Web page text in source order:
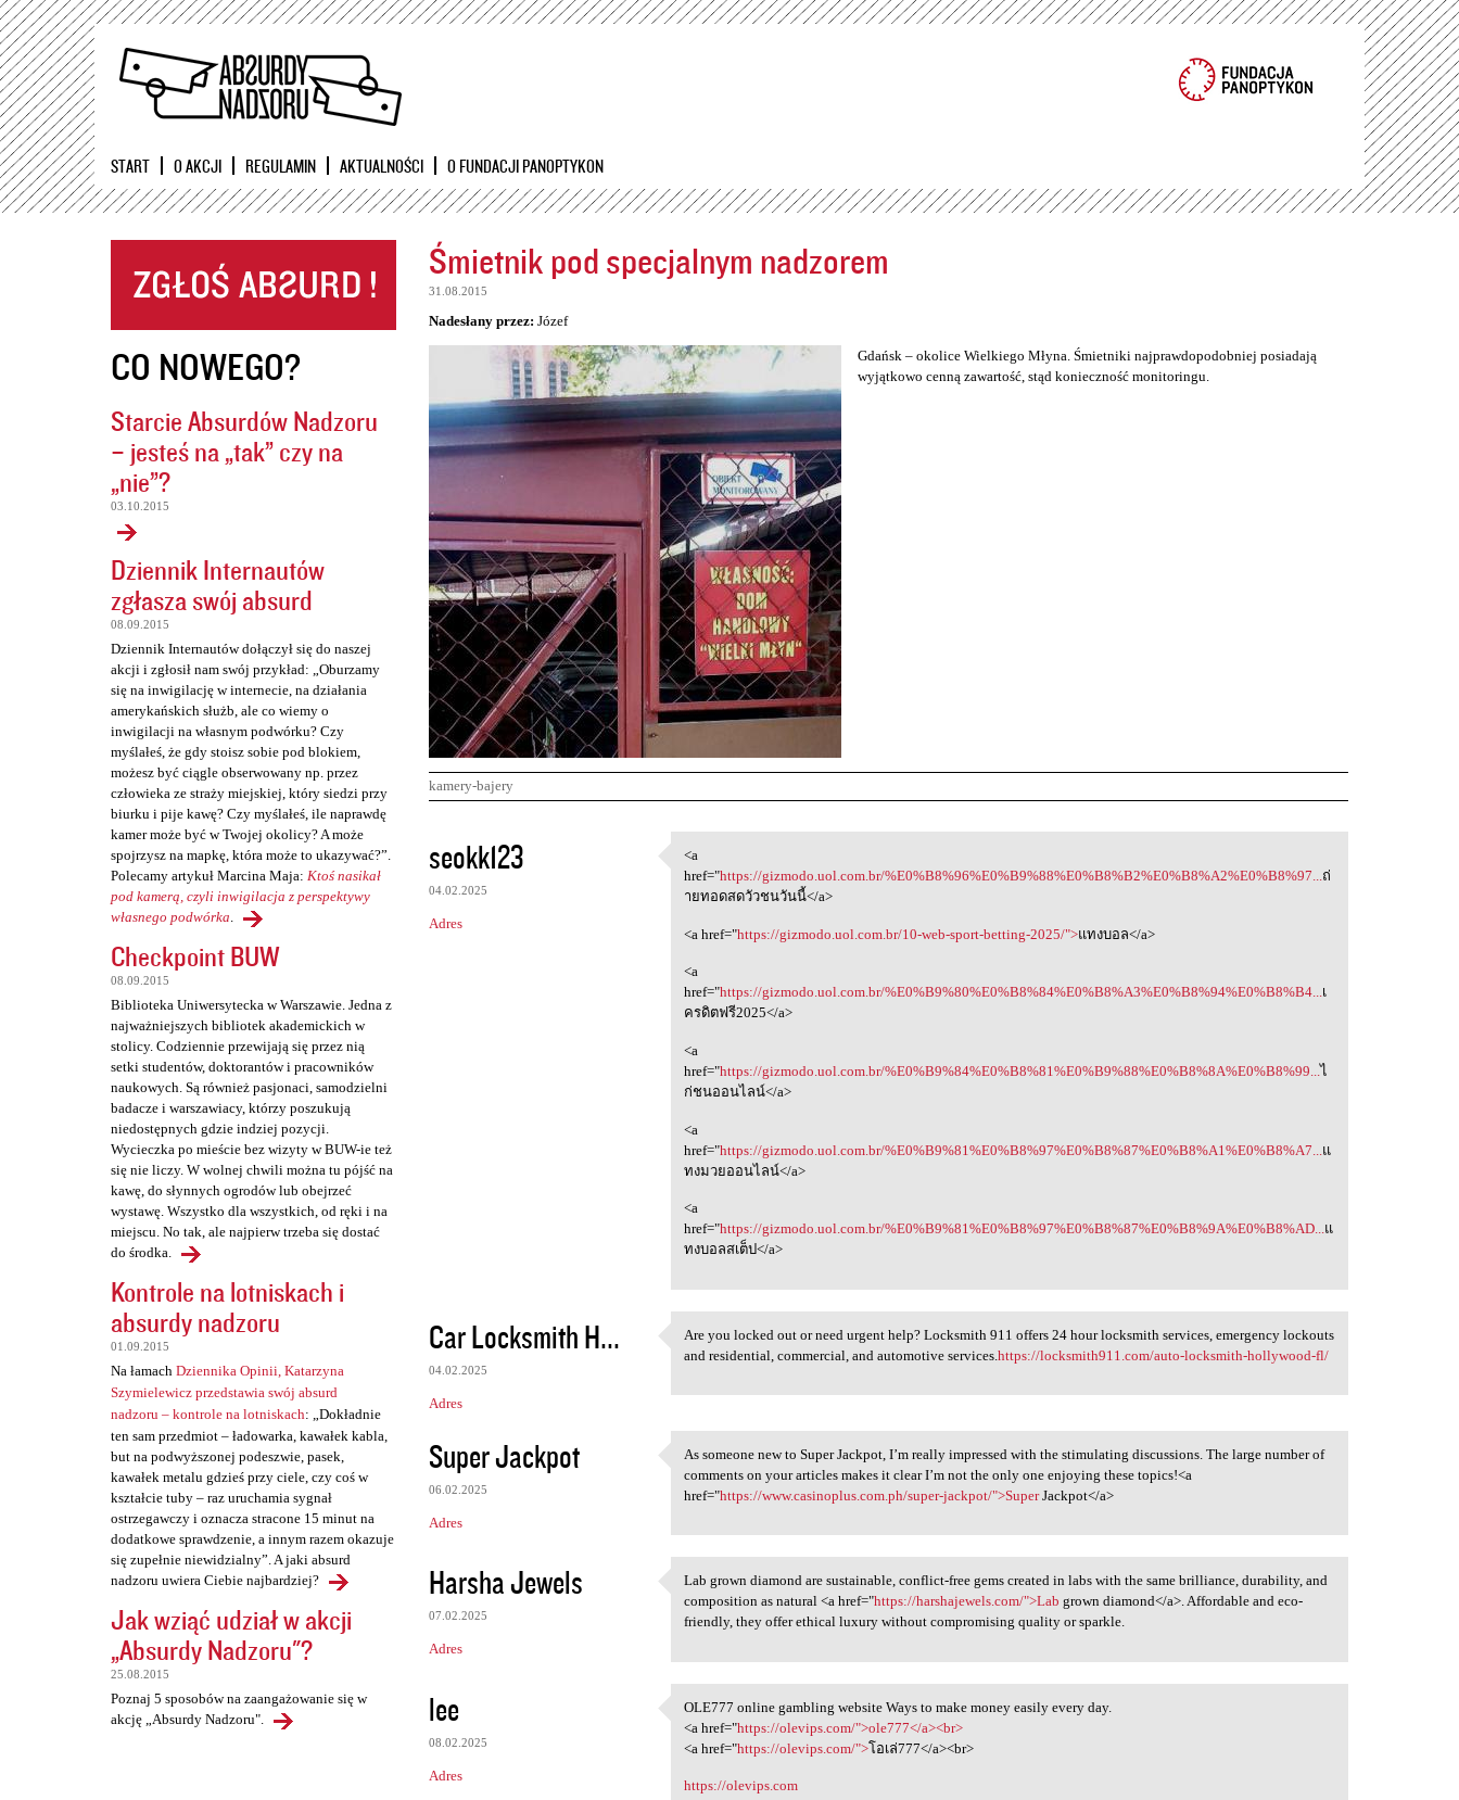
Przejdź
START O AKCJI REGULAMIN AKTUALNOŚCI O FUNDACJI PANOPTYKON
CO NOWEGO?
Starcie Absurdów Nadzoru
– jesteś na „tak” czy na
„nie”?
03.10.2015
Dziennik Internautów
zgłasza swój absurd
08.09.2015
Dziennik Internautów dołączył się do naszej
akcji i zgłosił nam swój przykład: „Oburzamy
się na inwigilację w internecie, na działania
amerykańskich służb, ale co wiemy o
inwigilacji na własnym podwórku? Czy
myślałeś, że gdy stoisz sobie pod blokiem,
możesz być ciągle obserwowany np. przez
człowieka ze straży miejskiej, który siedzi przy
biurku i pije kawę? Czy myślałeś, ile naprawdę
kamer może być w Twojej okolicy? A może
spojrzysz na mapkę, która może to ukazywać?”.
Polecamy artykuł Marcina Maja: Ktoś nasikał
pod kamerą, czyli inwigilacja z perspektywy
własnego podwórka.
Checkpoint BUW
08.09.2015
Biblioteka Uniwersytecka w Warszawie. Jedna z
najważniejszych bibliotek akademickich w
stolicy. Codziennie przewijają się przez nią
setki studentów, doktorantów i pracowników
naukowych. Są również pasjonaci, samodzielni
badacze i warszawiacy, którzy poszukują
niedostępnych gdzie indziej pozycji.
Wycieczka po mieście bez wizyty w BUW-ie też
się nie liczy. W wolnej chwili można tu pójść na
kawę, do słynnych ogrodów lub obejrzeć
wystawę. Wszystko dla wszystkich, od ręki i na
miejscu. No tak, ale najpierw trzeba się dostać
do środka.
Kontrole na lotniskach i
absurdy nadzoru
01.09.2015
Na łamach Dziennika Opinii, Katarzyna
Szymielewicz przedstawia swój absurd
nadzoru – kontrole na lotniskach: „Dokładnie
ten sam przedmiot – ładowarka, kawałek kabla,
but na podwyższonej podeszwie, pasek,
kawałek metalu gdzieś przy ciele, czy coś w
kształcie tuby – raz uruchamia sygnał
ostrzegawczy i oznacza stracone 15 minut na
dodatkowe sprawdzenie, a innym razem okazuje
się zupełnie niewidzialny”. A jaki absurd
nadzoru uwiera Ciebie najbardziej?
Jak wziąć udział w akcji
„Absurdy Nadzoru"?
25.08.2015
Poznaj 5 sposobów na zaangażowanie się w
akcję „Absurdy Nadzoru".
Śmietnik pod specjalnym nadzorem
31.08.2015
Nadesłany przez: Józef
Gdańsk – okolice Wielkiego Młyna. Śmietniki najprawdopodobniej posiadają
wyjątkowo cenną zawartość, stąd konieczność monitoringu.
kamery-bajery
K
o
m
e
seokk123
04.02.2025
Adres
<a href="https://gizmodo.uol
<a
href="https://gizmodo.uol.com.br/%E0%B8%96%E0%B9%88%E0%B8%B2%E0%B8%A2%E0%B8%97...ถ่
ายทอดสดวัวชนวันนี้</a>
<a href="https://gizmodo.uol.com.br/10-web-sport-betting-2025/">แทงบอล</a>
<a
href="https://gizmodo.uol.com.br/%E0%B9%80%E0%B8%84%E0%B8%A3%E0%B8%94%E0%B8%B4...เ
ครดิตฟรี2025</a>
<a
href="https://gizmodo.uol.com.br/%E0%B9%84%E0%B8%81%E0%B9%88%E0%B8%8A%E0%B8%99...ไ
ก่ชนออนไลน์</a>
<a
href="https://gizmodo.uol.com.br/%E0%B9%81%E0%B8%97%E0%B8%87%E0%B8%A1%E0%B8%A7... แ
ทงมวยออนไลน์</a>
<a
href="https://gizmodo.uol.com.br/%E0%B9%81%E0%B8%97%E0%B8%87%E0%B8%9A%E0%B8%AD...แ
ทงบอลสเต็ป</a>
Car Locksmith H...
04.02.2025
Adres
Are you locked out or need
Are you locked out or need urgent help? Locksmith 911 offers 24 hour locksmith services, emergency lockouts
and residential, commercial, and automotive services.https://locksmith911.com/auto-locksmith-hollywood-fl/
Super Jackpot
06.02.2025
Adres
As someone new to Super
As someone new to Super Jackpot, I’m really impressed with the stimulating discussions. The large number of
comments on your articles makes it clear I’m not the only one enjoying these topics!<a
href="https://www.casinoplus.com.ph/super-jackpot/">SuperJackpot</a>
Harsha Jewels
07.02.2025
Adres
Lab grown diamond are
Lab grown diamond are sustainable, conflict-free gems created in labs with the same brilliance, durability, and
composition as natural <a href="https://harshajewels.com/">Lab grown diamond</a>. Affordable and eco-
friendly, they offer ethical luxury without compromising quality or sparkle.
lee
08.02.2025
Adres
OLE777 online gambling
OLE777 online gambling website Ways to make money easily every day.
<a href="https://olevips.com/">ole777</a><br>
<a href="https://olevips.com/">โอเล่777</a><br>
https://olevips.com